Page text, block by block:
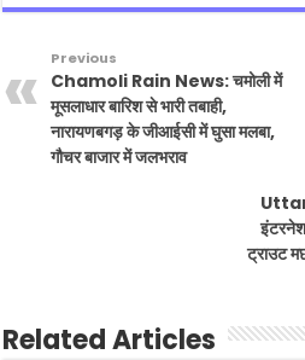
Previous
Chamoli Rain News: चमोली में
मूसलाधार बारिश से भारी तबाही,
नारायणबगड़ के जीआईसी में घुसा मलबा,
गौचर बाजार में जलभराव
ट्राउट
Related Articles